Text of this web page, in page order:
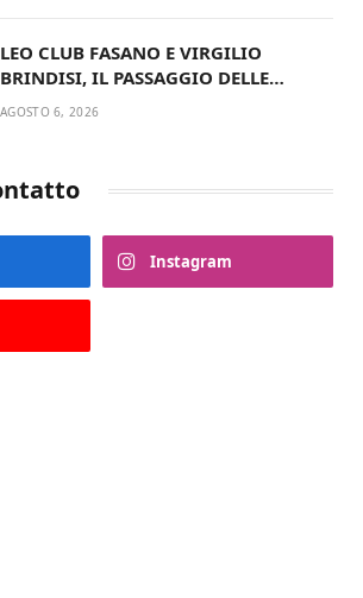
LEO CLUB FASANO E VIRGILIO
BRINDISI, IL PASSAGGIO DELLE
CONSEGNE RINNOVA UN’AMICIZIA
AGOSTO 6, 2026
Instagram